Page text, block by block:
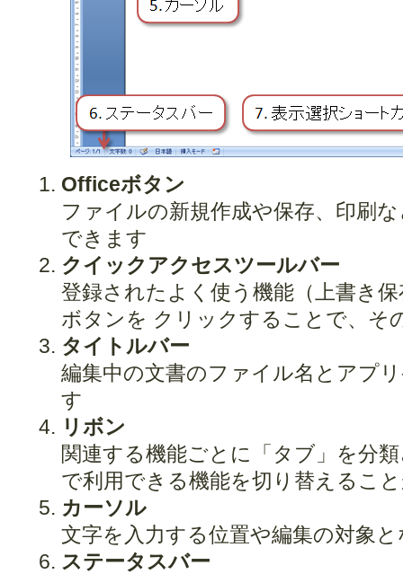
Officeボタン
ファイルの新規作成や保存、印刷
できます
クイックアクセスツールバー
登録されたよく使う機能（上書き
ボタンを クリックすることで、そ
タイトルバー
編集中の文書のファイル名とアプ
す
リボン
関連する機能ごとに「タブ」を分
で利用できる機能を切り替えるこ
カーソル
文字を入力する位置や編集の対象
ステータスバー